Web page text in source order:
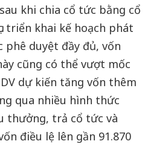
khi chia cổ tức bằng cổ
triển khai kế hoạch phát
phê duyệt đầy đủ, vốn
cũng có thể vượt mốc
dự kiến tăng vốn thêm
qua nhiều hình thức
thưởng, trả cổ tức và
điều lệ lên gần 91.870